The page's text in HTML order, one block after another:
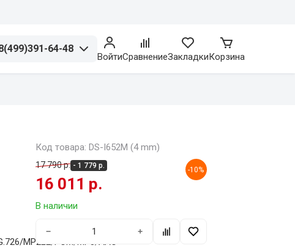
64-48
ВойтиСравнениеЗакладкиКорзина
MP2L2/PCM/MP3/AAC
Код товара: DS-I652M (4 mm)
17 790 р. - 1 779 р.
16 011 р.
-10%
В наличии
− +